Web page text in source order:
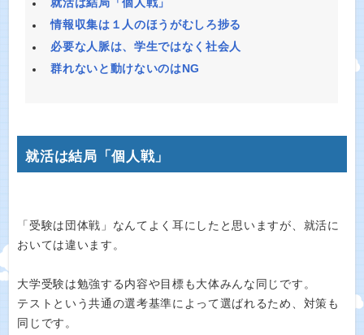
情報収集は１人のほうがむしろ捗る
必要な人脈は、学生ではなく社会人
群れないと動けないのはNG
就活は結局「個人戦」
「受験は団体戦」なんてよく耳にしたと思いますが、就活に
おいては違います。
大学受験は勉強する内容や目標も大体みんな同じです。
テストという共通の選考基準によって選ばれるため、対策も
同じです。